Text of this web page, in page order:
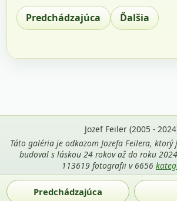
Predchádzajúca Ďalšia
Predchádzajúca
Jozef Feiler (2005 -
Táto galéria je odkazom Jozefa Feilera,
budoval s láskou 24 rokov až do roku
113619 fotografii v 6656
Použitie fotografií z tejto stránky je
mena autora Jozef Feiler a odkazu na